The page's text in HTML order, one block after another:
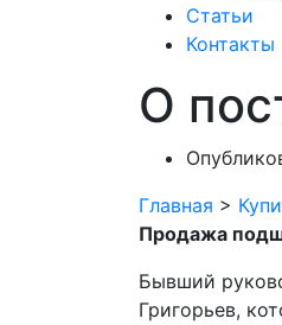
Статьи
Контакты
О
Главная >
Продажа
Бывший
Григорьев,